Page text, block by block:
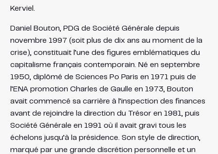
Kerviel.
Daniel Bouton, PDG de Société Générale depuis
novembre 1997 (soit plus de dix ans au moment de la
crise), constituait l’une des figures emblématiques du
capitalisme français contemporain. Né en septembre
1950, diplômé de Sciences Po Paris en 1971 puis de
l’ENA promotion Charles de Gaulle en 1973, Bouton
avait commencé sa carrière à l’inspection des finances
avant de rejoindre la direction du Trésor en 1981, puis
Société Générale en 1991 où il avait gravi tous les
échelons jusqu’à la présidence. Son style de direction,
marqué par une grande discrétion personnelle et un